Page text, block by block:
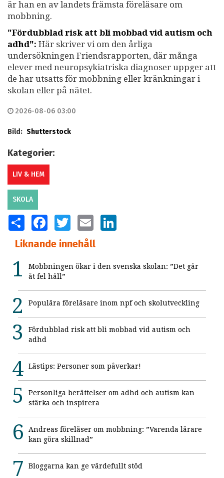
är han en av landets främsta föreläsare om
mobbning.
"Fördubblad risk att bli mobbad vid autism och
adhd": Här skriver vi om den årliga
undersökningen Friendsrapporten, där många
elever med neuropsykiatriska diagnoser uppger att
de har utsatts för mobbning eller kränkningar i
skolan eller på nätet.
2026-08-06 03:00
Bild: Shutterstock
Kategorier:
LIV & HEM
SKOLA
SHARE FACEBOOKTWITTER EMAIL
Liknande innehåll
Mobbningen ökar i den svenska skolan: ”Det går
åt fel håll”
Populära föreläsare inom npf och skolutveckling
Fördubblad risk att bli mobbad vid autism och
adhd
Lästips: Personer som påverkar!
Personliga berättelser om adhd och autism kan
stärka och inspirera
Andreas föreläser om mobbning: ”Varenda lärare
kan göra skillnad”
Bloggarna kan ge värdefullt stöd